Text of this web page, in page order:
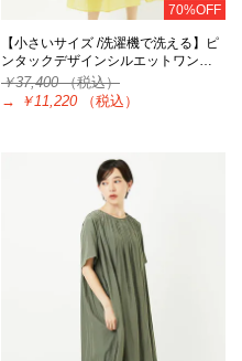
70%OFF
【小さいサイズ /洗濯機で洗える】ピ
ンタックデザインシルエットワン…
￥37,400（税込）
→
￥11,220 （税込）